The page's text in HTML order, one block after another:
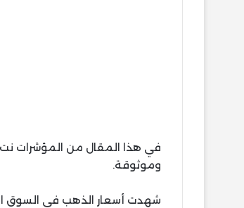
في هذا المقال من المؤشرات
وموثوقة.
شهدت أسعار الذهب في السوق